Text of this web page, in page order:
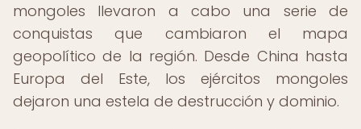
mongoles llevaron a cabo una serie de
conquistas que cambiaron el mapa
geopolítico de la región. Desde China hasta
Europa del Este, los ejércitos mongoles
dejaron una estela de destrucción y dominio.